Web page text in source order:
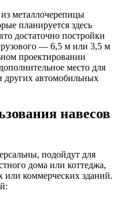
металлочерепицы
планируется здесь
достаточно постройки
— 6,5 м или 3,5 м
проектировании
место для
других автомобильных
навесов
подойдут для
дома или коттеджа,
или коммерческих зданий.